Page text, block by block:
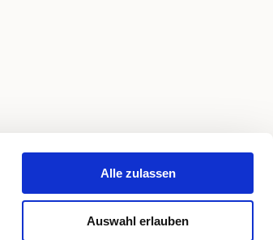
Alle zulassen
Auswahl erlauben